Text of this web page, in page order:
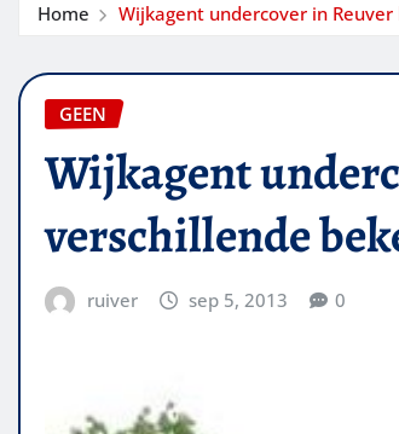
Home Wijkagent undercover in
GEEN
Wijkagent
verschillende
ruiver sep 5, 2013 0